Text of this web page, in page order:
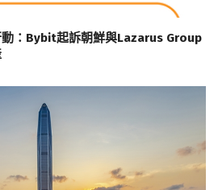
：Bybit起訴朝鮮與Lazarus Group